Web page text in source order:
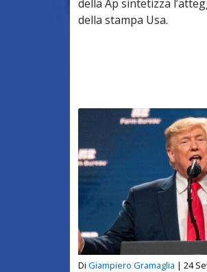
della Ap sintetizza
della stampa Usa.
Di Giampiero Gramaglia | 24